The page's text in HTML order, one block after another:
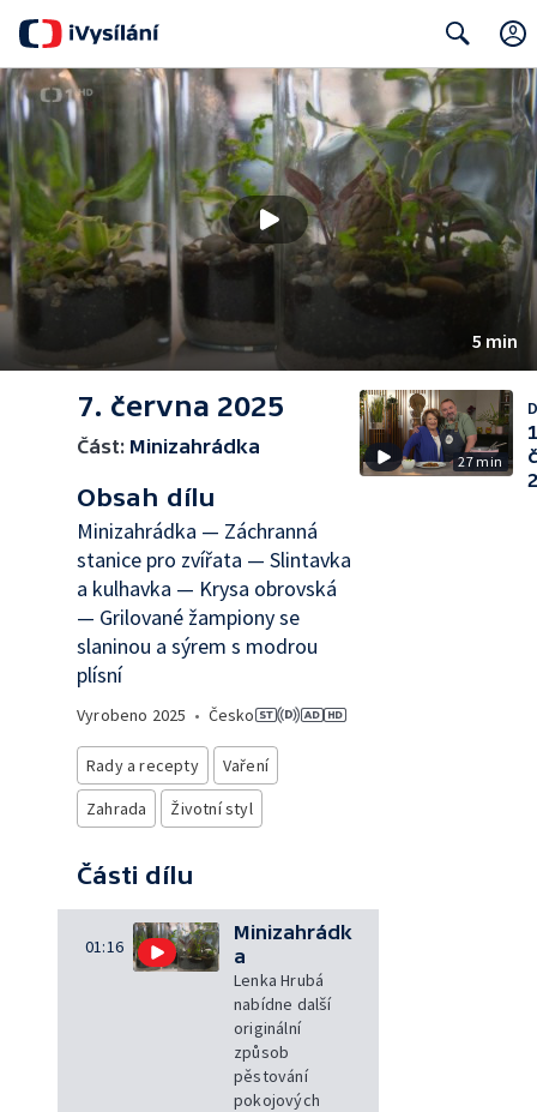
Search
5 min
7. června 2025
Část: Minizahrádka
Obsah dílu
Minizahrádka — Záchranná
stanice pro zvířata — Slintavka
a kulhavka — Krysa obrovská
— Grilované žampiony se
slaninou a sýrem s modrou
plísní
Vyrobeno 2025 • Česko
Rady a recepty
Vaření
Zahrada
Životní styl
Části dílu
01:16
Minizahrádk
a
Lenka Hrubá
nabídne další
originální
způsob
pěstování
pokojových
27 min